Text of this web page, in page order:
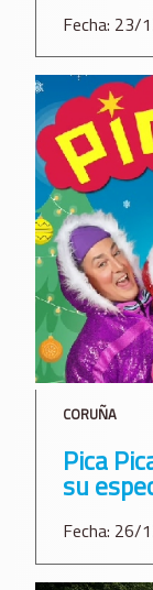
Fecha: 23/
CORUÑA
Pica
su
Fecha: 26/